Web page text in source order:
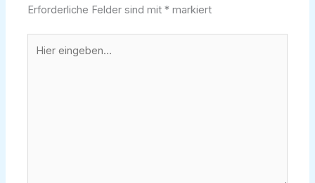
Erforderliche Felder sind mit* markiert
eingeben…